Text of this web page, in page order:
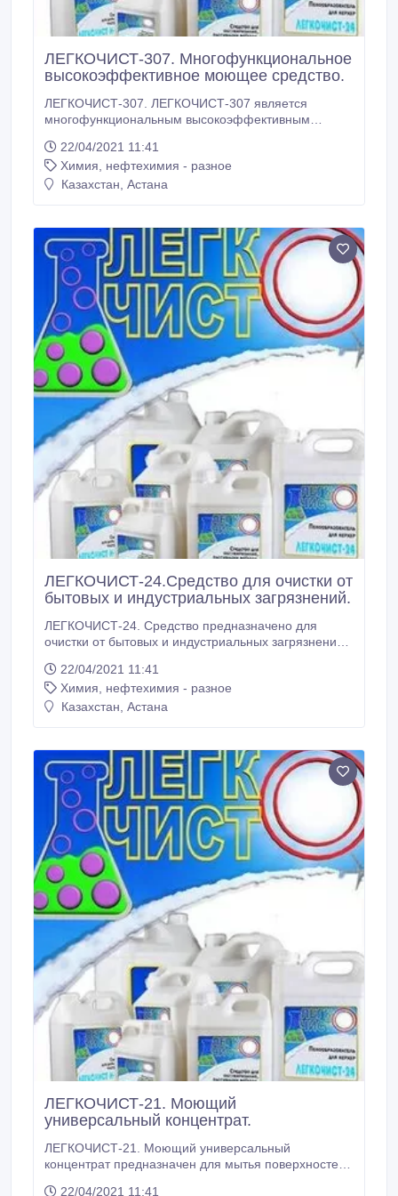
ЛЕГКОЧИСТ-307. Многофункциональное
высокоэффективное моющее средство.
ЛЕГКОЧИСТ-307. ЛЕГКОЧИСТ-307 является
многофункциональным высокоэффективным
дезодорации и предотвращения появления
известкового налета и ржавых потеков.
Используется для повседневной уборки санитарно-
гостиницах, общежитиях, душевых, бассейнах,
банях, парикмахерских, прачечных, общественных
туалетах, а также в поездах и на судах.
22/04/2021 11:41
Химия, нефтехимия - разное
Казахстан, Астана
ЛЕГКОЧИСТ-24.Средство для очистки от
бытовых и индустриальных загрязнений.
ЛЕГКОЧИСТ-24. Средство предназначено для
очистки от бытовых и индустриальных загрязнений
искусственного камня, бетона, керамической
плитки, линолеума, ПВХ, наливных полов,
окрашенных деревянных и металлических
производственных, административных и
общественных зданиях, на вокзалах, в гостиницах,
медицинских учреждениях, на предприятиях
пищевой индустрии, торговли и общественного
питания, в коммунальном хозяйстве и в быту.
22/04/2021 11:41
Химия, нефтехимия - разное
Казахстан, Астана
ЛЕГКОЧИСТ-21. Моющий
универсальный концентрат.
ЛЕГКОЧИСТ-21. Моющий универсальный
концентрат предназначен для мытья поверхностей
22/04/2021 11:41